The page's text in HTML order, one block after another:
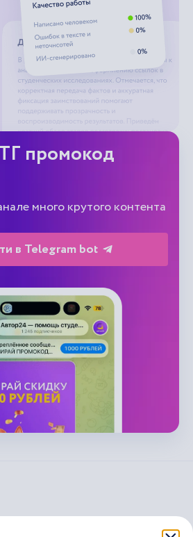
промокод
много крутого контента
в Telegram bot